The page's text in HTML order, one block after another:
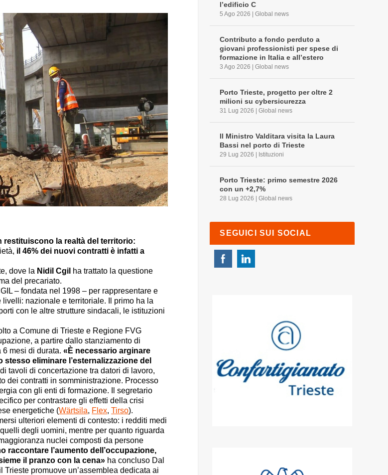
restituiscono la realtà del territorio:
il 46% dei nuovi contratti è infatti a
dove la Nidil Cgil ha trattato la questione
del precariato.
– fondata nel 1998 – per rappresentare e
nazionale e territoriale. Il primo ha la
con le altre strutture sindacali, le istituzioni
a Comune di Trieste e Regione FVG
a partire dallo stanziamento di
6 mesi di durata.«È necessario arginare
eliminare l’esternalizzazione del
tavoli di concertazione tra datori di lavoro,
dei contratti in somministrazione. Processo
con gli enti di formazione. Il segretario
per contrastare gli effetti della crisi
energetiche (Wärtsila, Flex,Tirso).
ulteriori elementi di contesto: i redditi medi
degli uomini, mentre per quanto riguarda
nuclei composti da persone
raccontare l’aumento dell’occupazione,
il pranzo con la cena» ha concluso Dal
promuove un’assemblea dedicata ai
l’edificio C
5 Ago 2026 |Global news
Contributo a fondo perduto a
giovani professionisti per spese di
formazione in Italia e all’estero
3 Ago 2026 |Global news
Porto Trieste, progetto per oltre 2
milioni su cybersicurezza
31 Lug 2026 |Global news
Il Ministro Valditara visita la Laura
Bassi nel porto di Trieste
29 Lug 2026 Istituzioni
Porto Trieste: primo semestre 2026
con un +2,7%
28 Lug 2026 |Global news
SEGUICI SUI SOCIAL